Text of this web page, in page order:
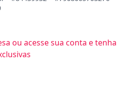
ou acesse sua conta e tenha